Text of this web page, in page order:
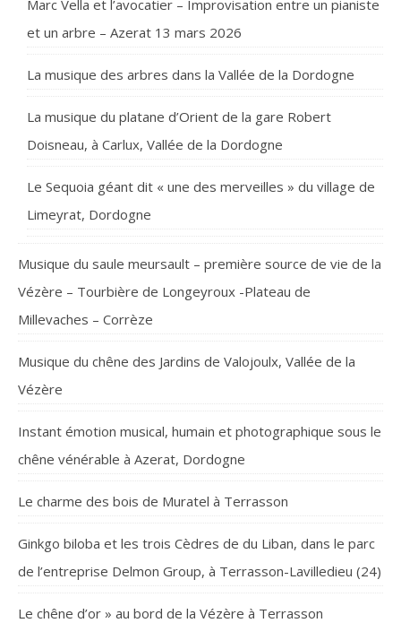
Marc Vella et l’avocatier – Improvisation entre un pianiste
et un arbre – Azerat 13 mars 2026
La musique des arbres dans la Vallée de la Dordogne
La musique du platane d’Orient de la gare Robert
Doisneau, à Carlux, Vallée de la Dordogne
Le Sequoia géant dit « une des merveilles » du village de
Limeyrat, Dordogne
Musique du saule meursault – première source de vie de la
Vézère – Tourbière de Longeyroux -Plateau de
Millevaches – Corrèze
Musique du chêne des Jardins de Valojoulx, Vallée de la
Vézère
Instant émotion musical, humain et photographique sous le
chêne vénérable à Azerat, Dordogne
Le charme des bois de Muratel à Terrasson
Ginkgo biloba et les trois Cèdres de du Liban, dans le parc
de l’entreprise Delmon Group, à Terrasson-Lavilledieu (24)
Le chêne d’or » au bord de la Vézère à Terrasson